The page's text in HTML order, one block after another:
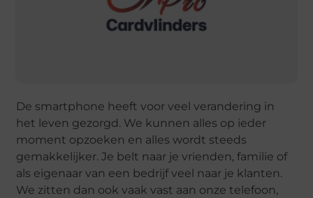
De smartphone heeft voor veel verandering in
het leven gezorgd. We kunnen alles op ieder
moment opzoeken en alles wordt steeds
gemakkelijker. Je belt naar je vrienden, familie of
als eigenaar van een bedrijf veel naar je klanten.
We zitten dan ook vaak vast aan onze telefoon,